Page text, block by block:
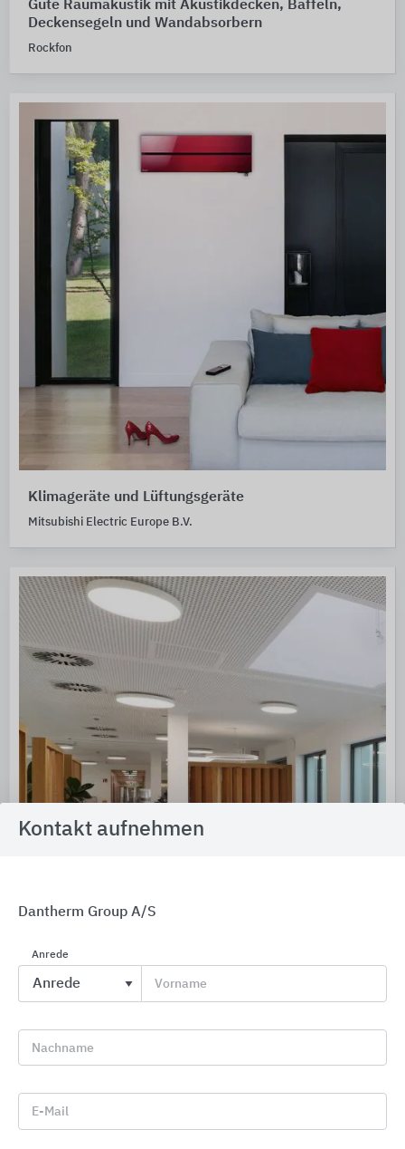
Gute Raumakustik mit Akustikdecken, Baffeln,
Deckensegeln und Wandabsorbern
Rockfon
Klimageräte und Lüftungsgeräte
Mitsubishi Electric Europe B.V.
und Kühldecke
Kontakt aufnehmen
Dantherm Group A/S
Anrede
Vorname
Nachname
E-Mail